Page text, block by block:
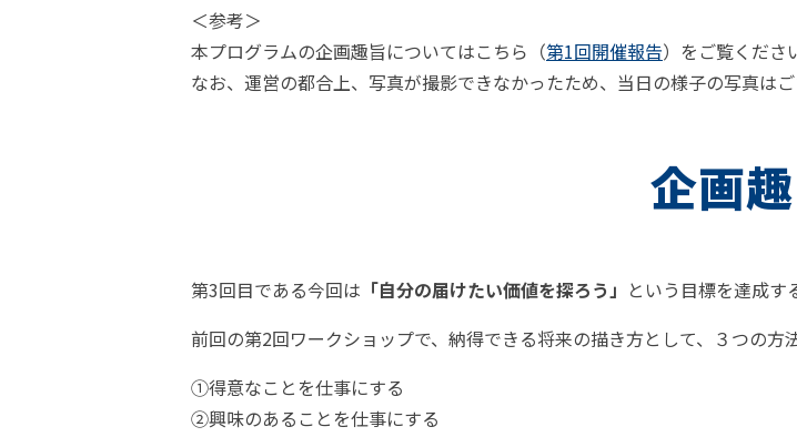
＜参考＞
本プログラムの企画趣旨についてはこちら（第1回開催報告）をご覧くださ
なお、運営の都合上、写真が撮影できなかったため、当日の様子の写真はご
企画
第3回目である今回は 「自分の届けたい価値を探ろう」 という目標を達成す
前回の第2回ワークショップで、納得できる将来の描き方として、３つの方
①得意なことを仕事にする
②興味のあることを仕事にする